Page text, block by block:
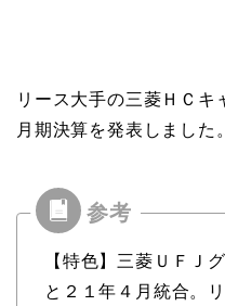
リース大手の三菱ＨＣ
月期決算を発表しました。
【特色】三菱ＵＦＪ
と２１年４月統合。